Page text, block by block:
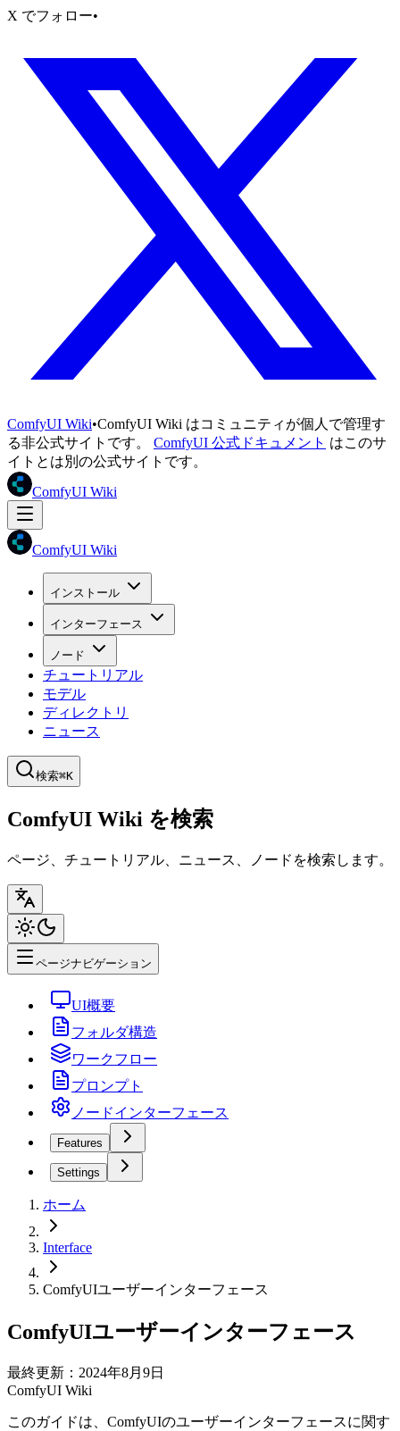
X でフォロー•
ComfyUI Wiki•ComfyUI Wiki はコミュニティが個人で管理す
る非公式サイトです。
ComfyUI 公式ドキュメント はこのサ
イトとは別の公式サイトです。
ComfyUI Wiki
ComfyUI Wiki
インストール
インターフェース
ノード
チュートリアル
モデル
ディレクトリ
ニュース
検索⌘K
ComfyUI Wiki を検索
ページ、チュートリアル、ニュース、ノードを検索します。
ページナビゲーション
UI概要
フォルダ構造
ワークフロー
プロンプト
ノードインターフェース
Features
Settings
ホーム
Interface
ComfyUIユーザーインターフェース
ComfyUIユーザーインターフェース
最終更新：2024年8月9日
ComfyUI Wiki
このガイドは、ComfyUIのユーザーインターフェースに関す